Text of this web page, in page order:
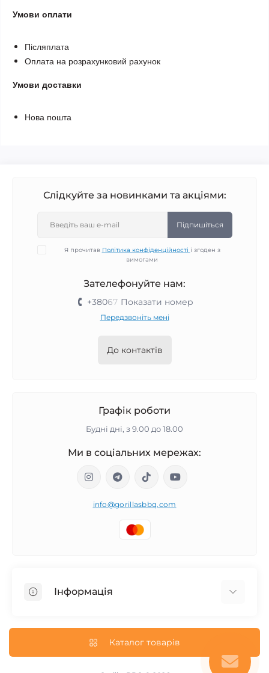
Умови оплати
Післяплата
Оплата на розрахунковий рахунок
Умови доставки
Нова пошта
Слідкуйте за новинками та акціями:
Підпишіться
Я прочитав Політика конфіденційності і згоден з
вимогами
Зателефонуйте нам:
+38067 Показати номер
Передзвоніть мені
До контактів
Графік роботи
Будні дні, з 9.00 до 18.00
Ми в соціальних мережах:
info@gorillasbbq.com
Інформація
Повернення і обмін товару
Про нас
Каталог товарів